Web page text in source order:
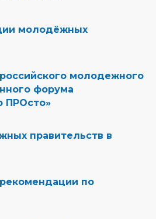
молодёжных
молодежного
форума
ПРОсто»
правительств в
по